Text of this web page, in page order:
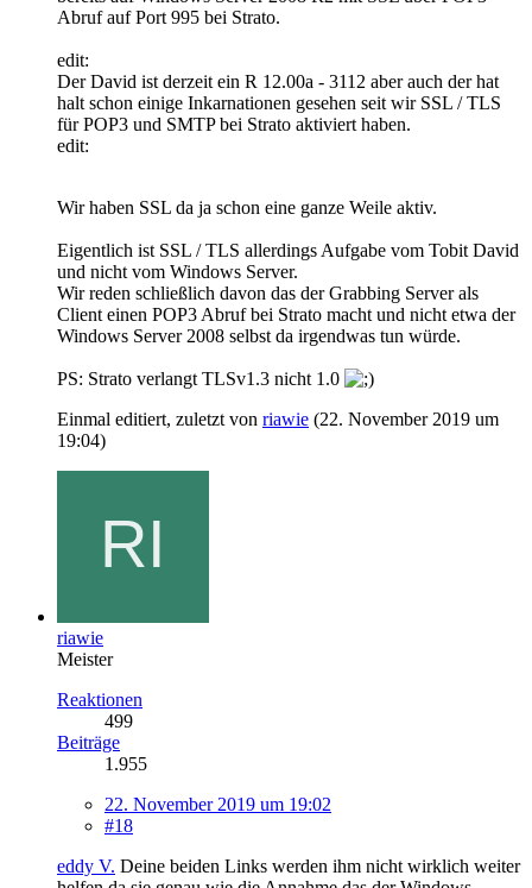
Abruf auf Port 995 bei Strato.
edit:
Der David ist derzeit ein R 12.00a - 3112 aber auch der hat
halt schon einige Inkarnationen gesehen seit wir SSL / TLS
für POP3 und SMTP bei Strato aktiviert haben.
edit:
Wir haben SSL da ja schon eine ganze Weile aktiv.
Eigentlich ist SSL / TLS allerdings Aufgabe vom Tobit David
und nicht vom Windows Server.
Wir reden schließlich davon das der Grabbing Server als
Client einen POP3 Abruf bei Strato macht und nicht etwa der
Windows Server 2008 selbst da irgendwas tun würde.
PS: Strato verlangt TLSv1.3 nicht 1.0
Einmal editiert, zuletzt von riawie (22. November 2019 um
19:04)
riawie
Meister
Reaktionen
499
Beiträge
1.955
22. November 2019 um 19:02
#18
eddy V. Deine beiden Links werden ihm nicht wirklich weiter